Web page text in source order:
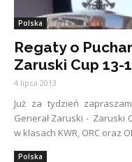
Polska
Regaty o
Zaruski Cup 13-
4 lipca 2013
Już za tydzień
Generał Zaruski - Zaruski
w klasach KWR, ORC oraz
Polska